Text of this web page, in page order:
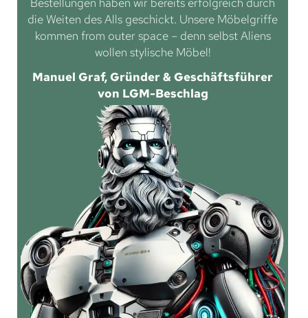
die Weiten des Alls geschickt. Unsere Möbelgriffe
kommen from outer space – denn selbst Aliens
wollen stylische Möbel!
Manuel Graf, Gründer & Geschäftsführer
von LGM-Beschlag